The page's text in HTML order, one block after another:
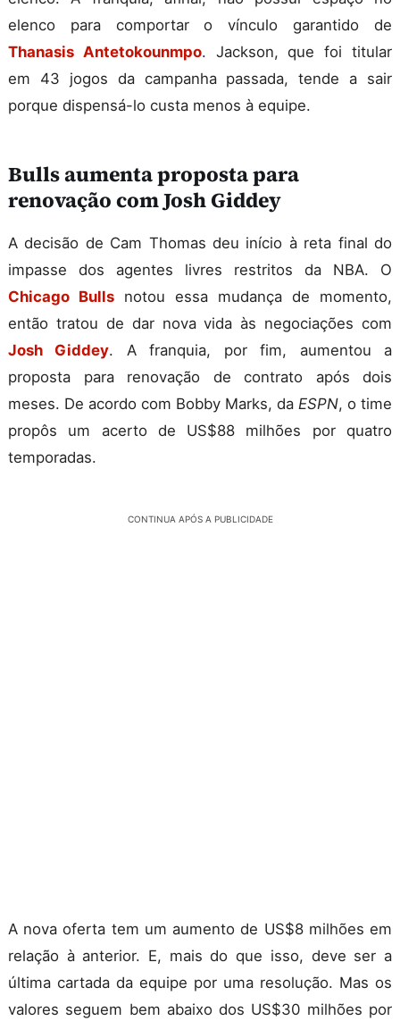
elenco para comportar o vínculo garantido de
Thanasis Antetokounmpo. Jackson, que foi titular
em 43 jogos da campanha passada, tende a sair
porque dispensá-lo custa menos à equipe.
Bulls aumenta proposta para
renovação com Josh Giddey
A decisão de Cam Thomas deu início à reta final do
impasse dos agentes livres restritos da NBA. O
Chicago Bulls notou essa mudança de momento,
então tratou de dar nova vida às negociações com
Josh Giddey. A franquia, por fim, aumentou a
proposta para renovação de contrato após dois
meses. De acordo com Bobby Marks, da ESPN, o time
propôs um acerto de US$88 milhões por quatro
temporadas.
CONTINUA APÓS A PUBLICIDADE
A nova oferta tem um aumento de US$8 milhões em
relação à anterior. E, mais do que isso, deve ser a
última cartada da equipe por uma resolução. Mas os
valores seguem bem abaixo dos US$30 milhões por